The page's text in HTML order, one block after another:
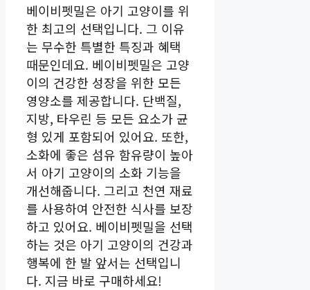
베이비펫밀은 아기 고양이를 위
한 최고의 선택입니다. 그 이유
는 무수한 특별한 특징과 혜택
때문인데요. 베이비펫밀은 고양
이의 건강한 성장을 위한 모든
영양소를 제공합니다. 단백질,
지방, 타우린 등 모든 요소가 균
형 있게 포함되어 있어요. 또한,
소화에 좋은 섬유 함유량이 높아
서 아기 고양이의 소화 기능을
개선해줍니다. 그리고 천연 재료
를 사용하여 안전한 식사를 보장
하고 있어요. 베이비펫밀을 선택
하는 것은 아기 고양이의 건강과
행복에 한 발 앞서는 선택입니
다. 지금 바로 구매하세요!